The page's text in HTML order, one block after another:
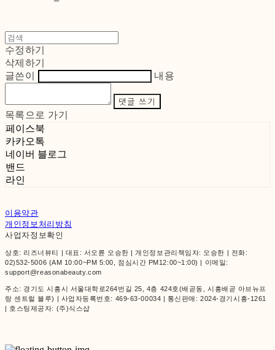
수정하기
삭제하기
글쓴이
내용
댓글 쓰기
목록으로 가기
페이스북
카카오톡
네이버 블로그
밴드
라인
이용약관
개인정보처리방침
사업자정보확인
상호: 리즈너뷰티 | 대표: 서오륜 오승한 | 개인정보관리책임자: 오승한 | 전화:
02)532-5006 (AM 10:00~PM 5:00, 점심시간 PM12:00~1:00) | 이메일:
support@reasonabeauty.com
주소: 경기도 시흥시 서울대학로264번길 25, 4층 424호(배곧동, 시흥배곧 아브뉴프
랑 센트럴 블루) | 사업자등록번호: 469-63-00034 | 통신판매:2024-경기시흥-1261
| 호스팅제공자: (주)식스샵